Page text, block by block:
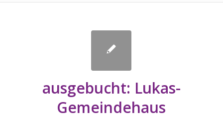
ausgebucht: Lukas-
Gemeindehaus